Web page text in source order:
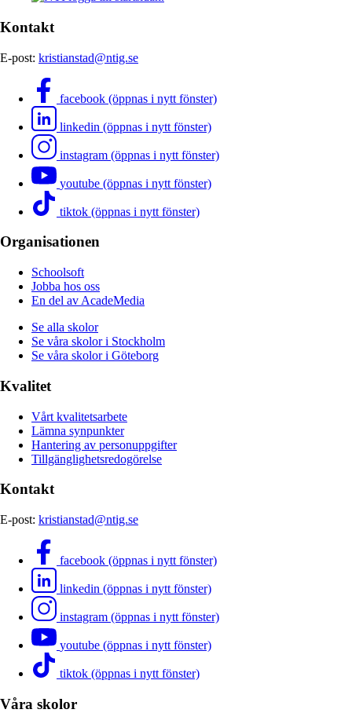
Kontakt
E-post: kristianstad@ntig.se
facebook (öppnas i nytt fönster)
linkedin (öppnas i nytt fönster)
instagram (öppnas i nytt fönster)
youtube (öppnas i nytt fönster)
tiktok (öppnas i nytt fönster)
Organisationen
Schoolsoft
Jobba hos oss
En del av AcadeMedia
Se alla skolor
Se våra skolor i Stockholm
Se våra skolor i Göteborg
Kvalitet
Vårt kvalitetsarbete
Lämna synpunkter
Hantering av personuppgifter
Tillgänglighetsredogörelse
Kontakt
E-post: kristianstad@ntig.se
facebook (öppnas i nytt fönster)
linkedin (öppnas i nytt fönster)
instagram (öppnas i nytt fönster)
youtube (öppnas i nytt fönster)
tiktok (öppnas i nytt fönster)
Våra skolor